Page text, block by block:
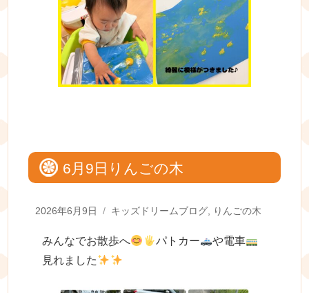
6月9日りんごの木
Posted
2026年6月9日 Categories
キッズドリームブログ, りんごの木
みんなでお散歩へ パトカー
や電車
見れました